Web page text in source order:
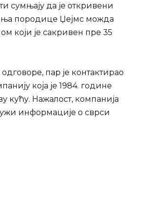
сумњају да је откривени
породице Џејмс можда
који је сакривен пре 35
пар је контактирао
која је 1984. године
кућу. Нажалост, компанија
информације о сврси